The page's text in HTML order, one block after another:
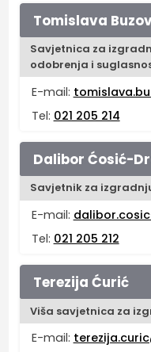
Tomislava
Savjetnica za
odobrenja i
E-mail:
Tel: 021 205 214
Dalibor Ćosić-
Savjetnik za
E-mail:
Tel: 021 205 212
Terezija Ćurić
Viša savjetnica za
E-mail: